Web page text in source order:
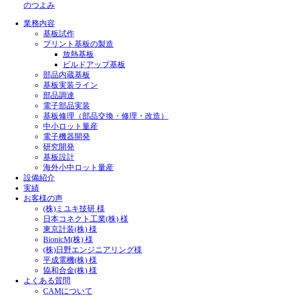
のつよみ
業務内容
基板試作
プリント基板の製造
放熱基板
ビルドアップ基板
部品内蔵基板
基板実装ライン
部品調達
電子部品実装
基板修理（部品交換・修理・改造）
中小ロット量産
電子機器開発
研究開発
基板設計
海外小中ロット量産
設備紹介
実績
お客様の声
(株)ミユキ技研 様
日本コネクト工業(株) 様
東京計装(株) 様
BionicM(株) 様
(株)日野エンジニアリング様
平成電機(株) 様
協和合金(株) 様
よくある質問
CAMについて